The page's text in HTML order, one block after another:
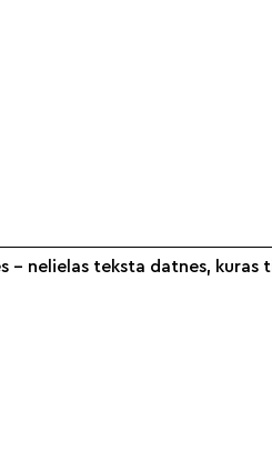
nelielas teksta datnes, kuras